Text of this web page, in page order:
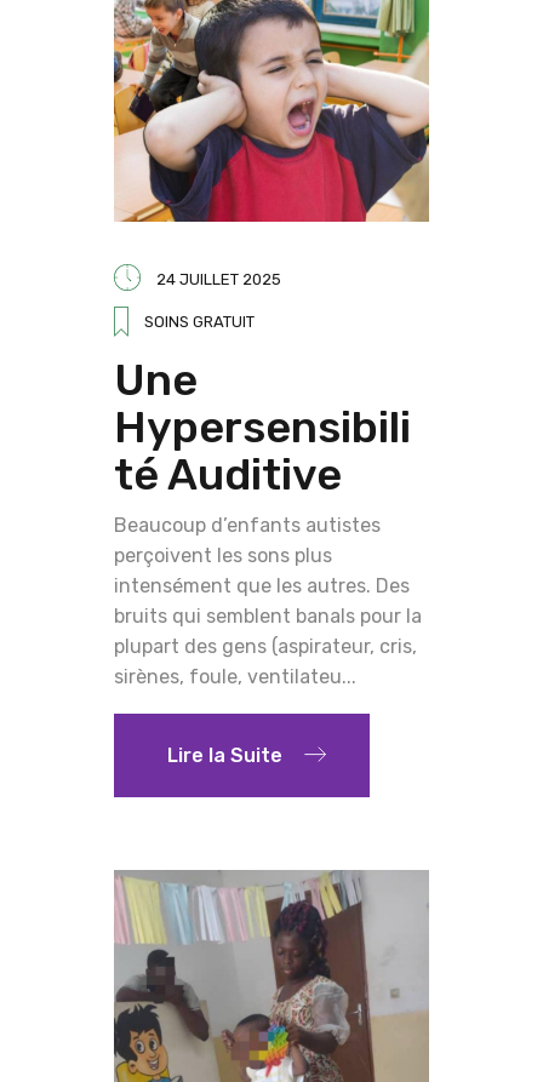
24 JUILLET 2025
SOINS GRATUIT
Une
Hypersensibili
té Auditive
Beaucoup d’enfants autistes
perçoivent les sons plus
intensément que les autres. Des
bruits qui semblent banals pour la
plupart des gens (aspirateur, cris,
sirènes, foule, ventilateu...
Lire la Suite